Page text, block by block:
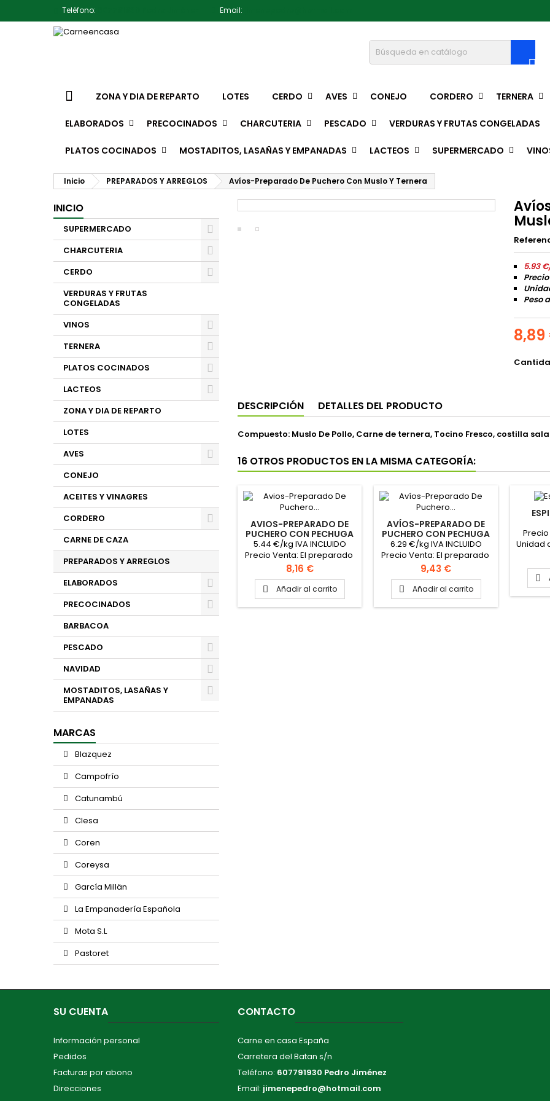
Teléfono: Email:

ZONA Y DIA DE REPARTO LOTES CERDO AVES CONEJO CORDERO TERNERA
ELABORADOS PRECOCINADOS CHARCUTERIA PESCADO VERDURAS Y FRUTAS CONGELADAS
PLATOS COCINADOS MOSTADITOS, LASAÑAS Y EMPANADAS LACTEOS SUPERMERCADO
Inicio PREPARADOS Y ARREGLOS Avíos-Preparado De Puchero Con Muslo Y Ternera
INICIO
SUPERMERCADO
CHARCUTERIA
CERDO
VERDURAS Y FRUTAS
CONGELADAS
VINOS
TERNERA
PLATOS COCINADOS
LACTEOS
ZONA Y DIA DE REPARTO
LOTES
AVES
CONEJO
ACEITES Y VINAGRES
CORDERO
CARNE DE CAZA
PREPARADOS Y ARREGLOS
ELABORADOS
PRECOCINADOS
BARBACOA
PESCADO
NAVIDAD
MOSTADITOS, LASAÑAS Y
EMPANADAS
MARCAS
Blazquez
Campofrío
Catunambú
Clesa
Coren
Coreysa
García Millän
La Empanadería Española
Mota S.L
Pastoret
5.93
Peso
DESCRIPCIÓN DETALLES DEL PRODUCTO
Compuesto: Muslo De Pollo, Carne de ternera, Tocino Fresco, costilla
16 OTROS PRODUCTOS EN LA MISMA CATEGORÍA:
AVIOS-PREPARADO DE
PUCHERO CON PECHUGA
Y CERDO
5.44 €/kg IVA INCLUIDO
Precio Venta: El preparado
Unidad de venta: El
preparado Peso
aproximado del preparado
1.5 kg
Precio
8,16 €
 Añadir al carrito
AVÍOS-PREPARADO DE
PUCHERO CON PECHUGA
Y TERNERA
6.29 €/kg IVA INCLUIDO
Precio Venta: El preparado
Unidad de venta: El
preparado Peso
aproximado del preparado
1.5 kg
Precio
9,43 €
 Añadir al carrito
Unidad

SU CUENTA
Información personal
Pedidos
Facturas por abono
Direcciones
CONTACTO
Carne en casa España
Carretera del Batan s/n
Teléfono: 607791930 Pedro Jiménez
Email: jimenepedro@hotmail.com